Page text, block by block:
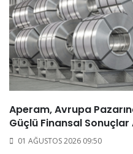
Aperam, Avrupa
Güçlü Finansal Sonuçlar
01 AĞUSTOS 2026 09:50